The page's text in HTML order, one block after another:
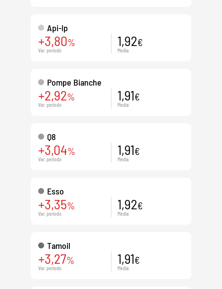
Api-Ip
+3,80%
Var. periodo
1,92€
Media
Pompe Bianche
+2,92%
Var. periodo
1,91€
Media
Q8
+3,04%
Var. periodo
1,91€
Media
Esso
+3,35%
Var. periodo
1,92€
Media
Tamoil
+3,27%
Var. periodo
1,91€
Media